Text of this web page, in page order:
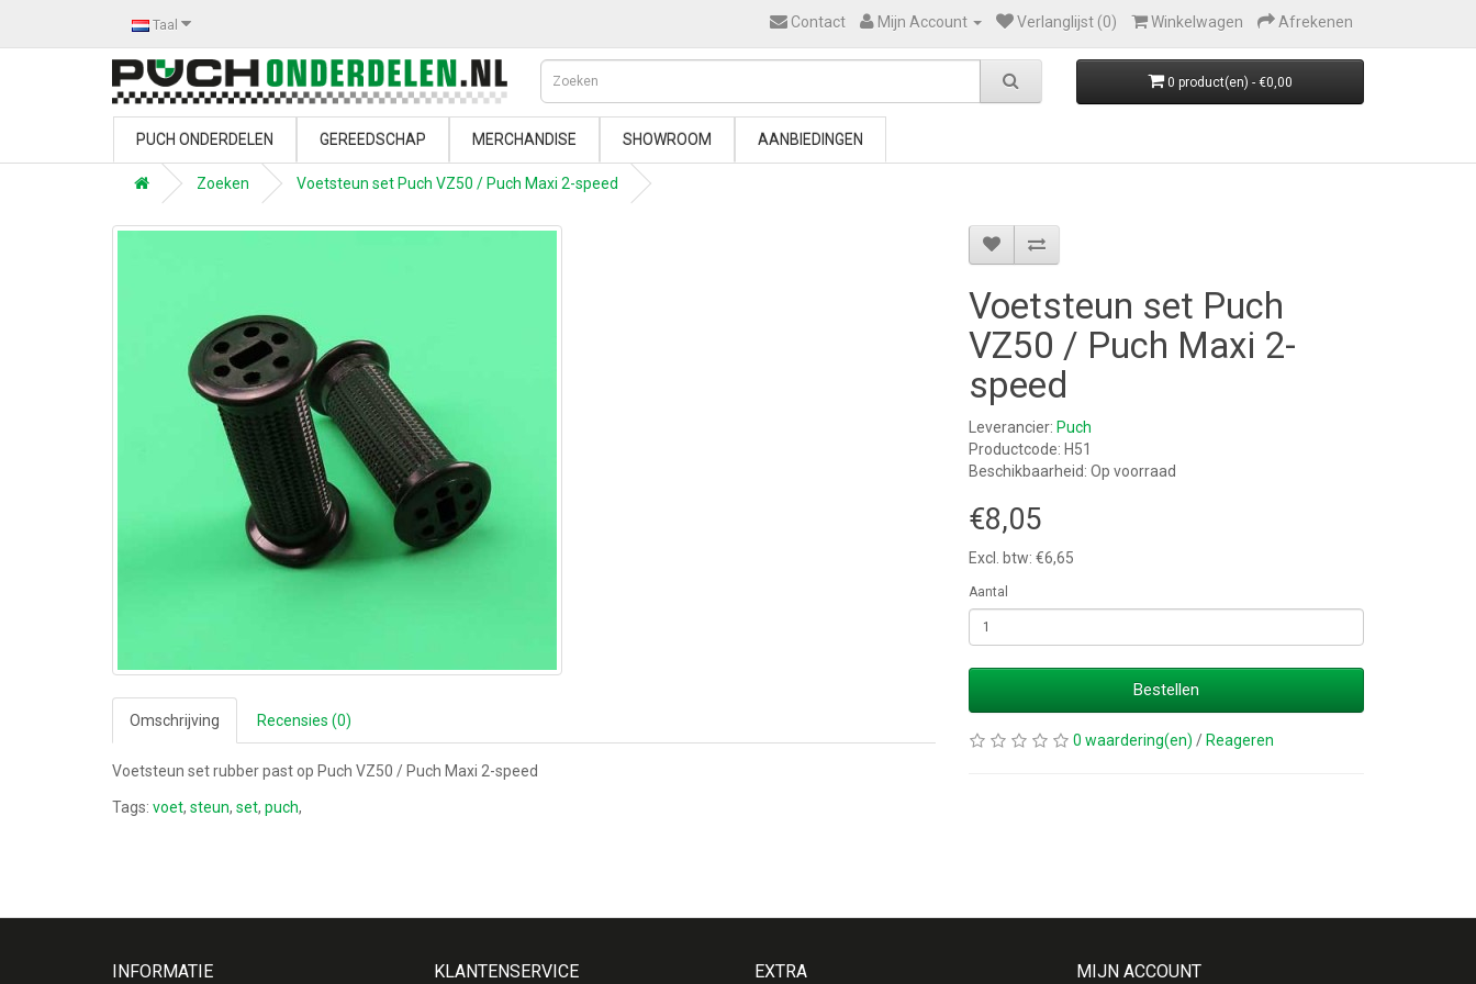
Taal Contact Mijn Account Verlanglijst (0) Winkelwagen Afrekenen
0 product(en) - €0,00
PUCH ONDERDELEN GEREEDSCHAP MERCHANDISE SHOWROOM AANBIEDINGEN
Zoeken Voetsteun set Puch VZ50 / Puch Maxi 2-speed
Omschrijving Recensies (0)
Voetsteun set rubber past op Puch VZ50 / Puch Maxi 2-speed
Voetsteun set Puch
VZ50 / Puch Maxi 2-
speed
Leverancier: Puch
Productcode: H51
Beschikbaarheid: Op voorraad
€8,05
Excl. btw: €6,65
Aantal
Bestellen
0 waardering(en) / Reageren
Tags: voet, steun, set, puch,
INFORMATIE KLANTENSERVICE EXTRA MIJN ACCOUNT